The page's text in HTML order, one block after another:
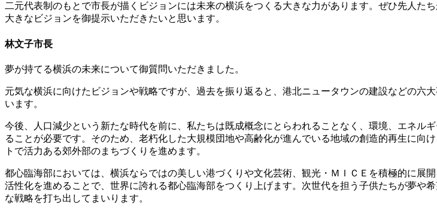
二元代表制のもとで市長が描くビジョンには未来の横浜をつくる大きな力があります。ぜひ先人た
大きなビジョンを御提示いただきたいと思います。
林文子市長
夢が持てる横浜の未来について御質問いただきました。
元気な横浜に向けたビジョンや戦略ですが、過去を振り返ると、港北ニュータウンの建設などの六
います。
今後、人口減少という新たな時代を前に、私たちは既成概念にとらわれることなく、環境、エネル
ることが必要です。そのため、老朽化した大規模団地や高齢化が進んでいる地域の創造的再生に向
トで活力ある郊外部のまちづくりを進めます。
都心臨海部においては、横浜ならではの美しい港づくりや文化芸術、観光・ＭＩＣＥを積極的に展
活性化を進めることで、世界に誇れる都心臨海部をつくり上げます。次世代を担う子供たちが夢や
な戦略を打ち出してまいります。